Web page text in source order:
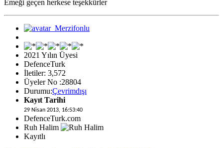
Emeği geçen herkese teşekkürler
2021 Yılın Üyesi
DefenceTurk
İletiler: 3,572
Üyeler No :28804
Durumu:Çevrimdışı
Kayıt Tarihi
29 Nisan 2013, 16:53:40
DefenceTurk.com
Ruh Halim
Kayıtlı